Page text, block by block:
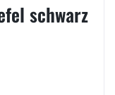
schwarz